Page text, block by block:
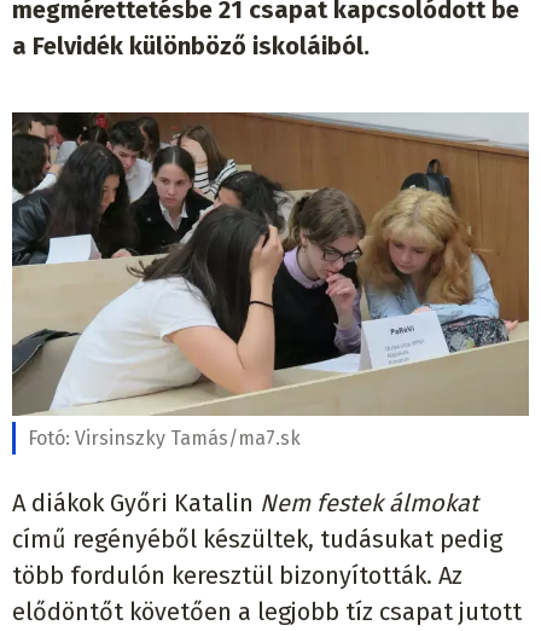
megmérettetésbe 21 csapat kapcsolódott be
a Felvidék különböző iskoláiból.
Fotó: Virsinszky Tamás/ma7.sk
A diákok Győri Katalin Nem festek álmokat
című regényéből készültek, tudásukat pedig
több fordulón keresztül bizonyították. Az
elődöntőt követően a legjobb tíz csapat jutott